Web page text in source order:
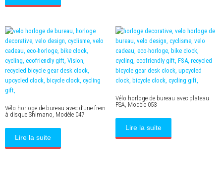
Vélo horloge de bureau avec d’une frein
à disque Shimano, Modèle 047
Lire la suite
Vélo horloge de bureau avec plateau
FSA, Modèle 053
Lire la suite